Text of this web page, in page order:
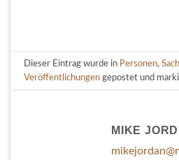
Dieser Eintrag wurde in Personen,
Veröffentlichungen gepostet und
MIKE